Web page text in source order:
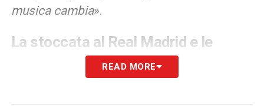
musica cambia».
La stoccata al Real Madrid e le
scuse arbitrali
Madrid, reduce da un’annata da “zero tituli” e
READ MORE